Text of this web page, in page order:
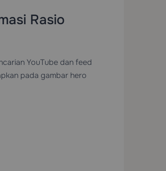
Rasio
YouTube dan feed
pada gambar hero